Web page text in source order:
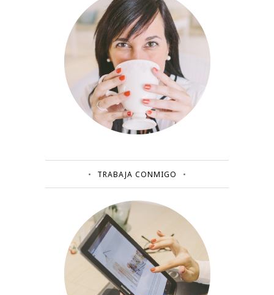
TRABAJA CONMIGO